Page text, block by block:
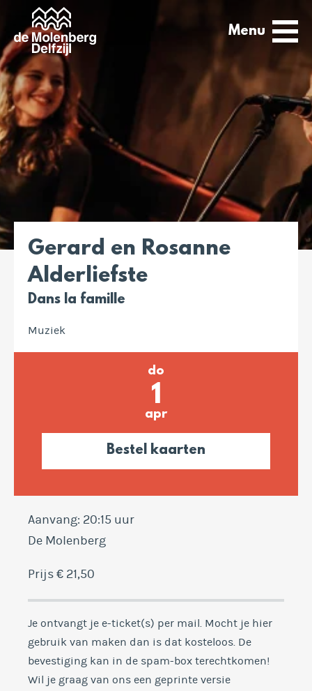
Menu
Gerard en Rosanne
Alderliefste
Dans la famille
Muziek
do
1
apr
Bestel kaarten
Aanvang: 20:15 uur
De Molenberg
Prijs € 21,50
Je ontvangt je e-ticket(s) per mail. Mocht je hier
gebruik van maken dan is dat kosteloos. De
bevestiging kan in de spam-box terechtkomen!
Wil je graag van ons een geprinte versie